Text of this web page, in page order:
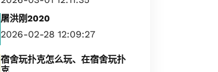
屠洪刚2020
2026-02-28 12:09:27
宿舍玩扑克怎么玩、在宿舍玩扑